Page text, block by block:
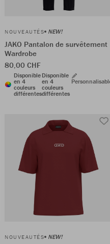
NOUVEAUTÉS NEW!
JAKO Pantalon de survêtement
Wardrobe
80,00 CHF
Disponible
en 4
couleurs
différentes
Disponible
en 4
couleurs
différentes
NOUVEAUTÉS NEW!